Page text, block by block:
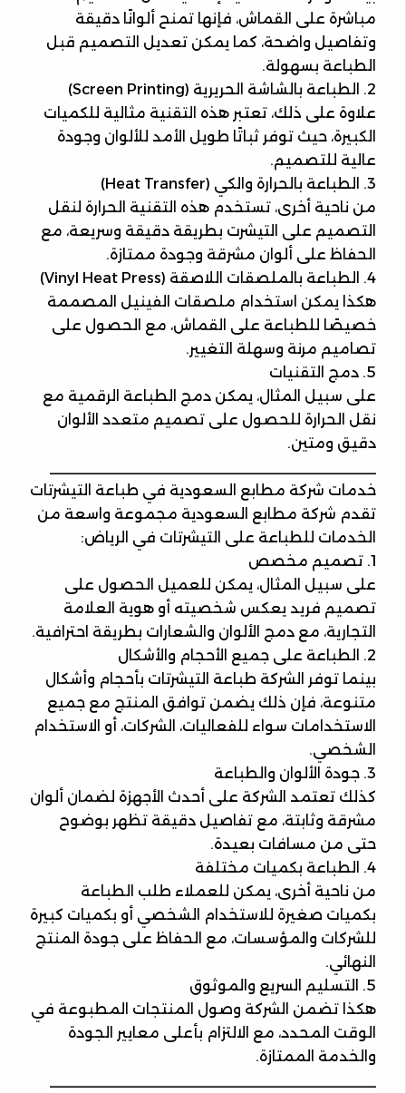
مباشرة على القماش، فإنها تمنح ألوانًا دقيقة
وتفاصيل واضحة، كما يمكن تعديل التصميم قبل
الطباعة بسهولة.
2. الطباعة بالشاشة الحريرية (Screen Printing)
علاوة على ذلك، تعتبر هذه التقنية مثالية للكميات
الكبيرة، حيث توفر ثباتًا طويل الأمد للألوان وجودة
عالية للتصميم.
3. الطباعة بالحرارة والكي (Heat Transfer)
من ناحية أخرى، تستخدم هذه التقنية الحرارة لنقل
التصميم على التيشرت بطريقة دقيقة وسريعة، مع
الحفاظ على ألوان مشرقة وجودة ممتازة.
4. الطباعة بالملصقات اللاصقة (Vinyl Heat Press)
هكذا يمكن استخدام ملصقات الفينيل المصممة
خصيصًا للطباعة على القماش، مع الحصول على
تصاميم مرنة وسهلة التغيير.
5. دمج التقنيات
على سبيل المثال، يمكن دمج الطباعة الرقمية مع
نقل الحرارة للحصول على تصميم متعدد الألوان
دقيق ومتين.
خدمات شركة مطابع السعودية في طباعة التيشرتات
تقدم شركة مطابع السعودية مجموعة واسعة من
الخدمات للطباعة على التيشرتات في الرياض:
1. تصميم مخصص
على سبيل المثال، يمكن للعميل الحصول على
تصميم فريد يعكس شخصيته أو هوية العلامة
التجارية، مع دمج الألوان والشعارات بطريقة احترافية.
2. الطباعة على جميع الأحجام والأشكال
بينما توفر الشركة طباعة التيشرتات بأحجام وأشكال
متنوعة، فإن ذلك يضمن توافق المنتج مع جميع
الاستخدامات سواء للفعاليات، الشركات، أو الاستخدام
الشخصي.
3. جودة الألوان والطباعة
كذلك تعتمد الشركة على أحدث الأجهزة لضمان ألوان
مشرقة وثابتة، مع تفاصيل دقيقة تظهر بوضوح
حتى من مسافات بعيدة.
4. الطباعة بكميات مختلفة
من ناحية أخرى، يمكن للعملاء طلب الطباعة
بكميات صغيرة للاستخدام الشخصي أو بكميات كبيرة
للشركات والمؤسسات، مع الحفاظ على جودة المنتج
النهائي.
5. التسليم السريع والموثوق
هكذا تضمن الشركة وصول المنتجات المطبوعة في
الوقت المحدد، مع الالتزام بأعلى معايير الجودة
والخدمة الممتازة.